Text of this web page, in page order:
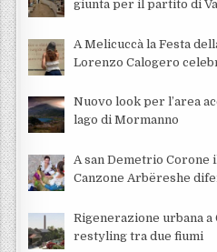
giunta per il partito di
A Melicuccà la Festa
Lorenzo Calogero
Nuovo look per l’area
lago di Mormanno
A san Demetrio Corone
Canzone Arbëreshe
Rigenerazione urbana a
restyling tra due fiumi